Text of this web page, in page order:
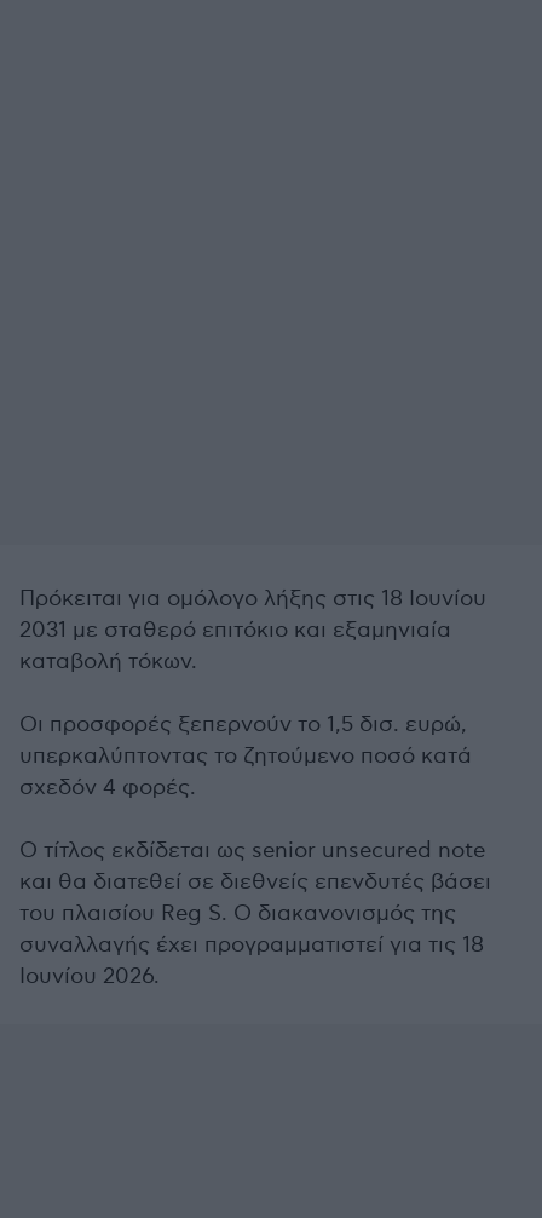
Πρόκειται για ομόλογο λήξης στις 18 Ιουνίου
2031 με σταθερό επιτόκιο και εξαμηνιαία
καταβολή τόκων.
Οι προσφορές ξεπερνούν το 1,5 δισ. ευρώ,
υπερκαλύπτοντας το ζητούμενο ποσό κατά
σχεδόν 4 φορές.
Ο τίτλος εκδίδεται ως senior unsecured note
και θα διατεθεί σε διεθνείς επενδυτές βάσει
του πλαισίου Reg S. Ο διακανονισμός της
συναλλαγής έχει προγραμματιστεί για τις 18
Ιουνίου 2026.